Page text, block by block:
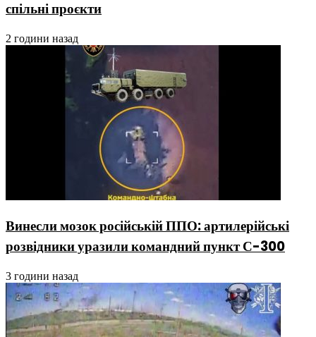
спільні проєкти
2 години назад
Винесли мозок російській ППО: артилерійські
розвідники уразили командний пункт С-300
3 години назад